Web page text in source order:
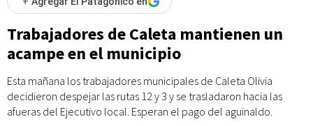
Trabajadores de Caleta mantienen un
acampe en el municipio
Esta mañana los trabajadores municipales de Caleta Olivia
decidieron despejar las rutas 12 y 3 y se trasladaron hacia las
afueras del Ejecutivo local. Esperan el pago del aguinaldo.